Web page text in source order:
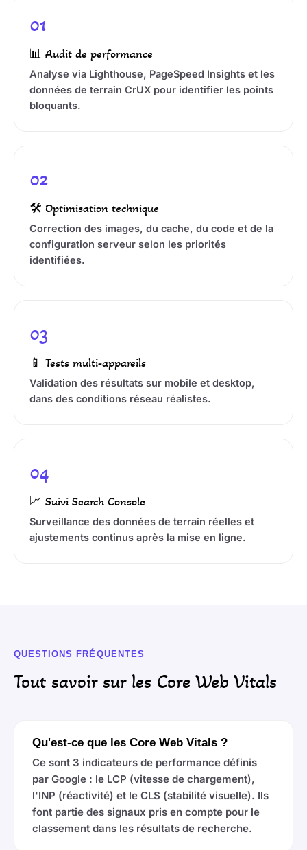
01
📊 Audit de performance
Analyse via Lighthouse, PageSpeed Insights et les
données de terrain CrUX pour identifier les points
bloquants.
02
🛠️ Optimisation technique
Correction des images, du cache, du code et de la
configuration serveur selon les priorités
identifiées.
03
📱 Tests multi-appareils
Validation des résultats sur mobile et desktop,
dans des conditions réseau réalistes.
04
📈 Suivi Search Console
Surveillance des données de terrain réelles et
ajustements continus après la mise en ligne.
QUESTIONS FRÉQUENTES
Tout savoir sur les Core Web Vitals
Qu'est-ce que les Core Web Vitals ?
Ce sont 3 indicateurs de performance définis
par Google : le LCP (vitesse de chargement),
l'INP (réactivité) et le CLS (stabilité visuelle). Ils
font partie des signaux pris en compte pour le
classement dans les résultats de recherche.